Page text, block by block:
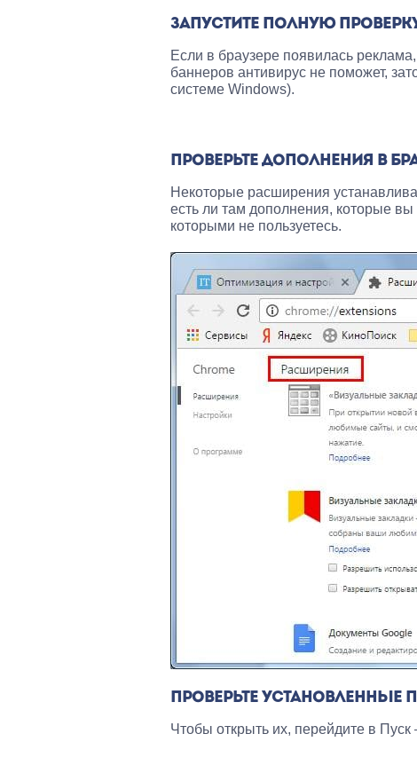
ЗАПУСТИТЕ ПОЛНУЮ
Если в браузере появилась
баннеров антивирус не поможет,
системе Windows).
ПРОВЕРЬТЕ ДОПОЛНЕНИЯ В
Некоторые расширения
есть ли там дополнения, которые вы
которыми не пользуетесь.
ПРОВЕРЬТЕ УСТАНОВЛЕННЫЕ
Чтобы открыть их, перейдите в